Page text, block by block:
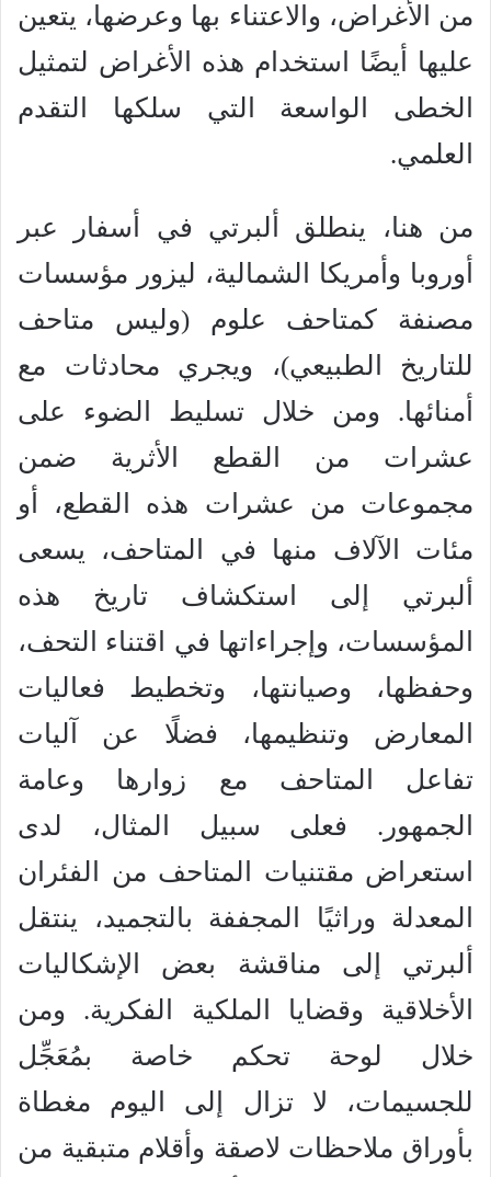
من الأغراض، والاعتناء بها وعرضها، يتعين
عليها أيضًا استخدام هذه الأغراض لتمثيل
الخطى الواسعة التي سلكها التقدم
العلمي.
من هنا، ينطلق ألبرتي في أسفار عبر
أوروبا وأمريكا الشمالية، ليزور مؤسسات
مصنفة كمتاحف علوم (وليس متاحف
للتاريخ الطبيعي)، ويجري محادثات مع
أمنائها. ومن خلال تسليط الضوء على
عشرات من القطع الأثرية ضمن
مجموعات من عشرات هذه القطع، أو
مئات الآلاف منها في المتاحف، يسعى
ألبرتي إلى استكشاف تاريخ هذه
المؤسسات، وإجراءاتها في اقتناء التحف،
وحفظها، وصيانتها، وتخطيط فعاليات
المعارض وتنظيمها، فضلًا عن آليات
تفاعل المتاحف مع زوارها وعامة
الجمهور. فعلى سبيل المثال، لدى
استعراض مقتنيات المتاحف من الفئران
المعدلة وراثيًا المجففة بالتجميد، ينتقل
ألبرتي إلى مناقشة بعض الإشكاليات
الأخلاقية وقضايا الملكية الفكرية. ومن
خلال لوحة تحكم خاصة بمُعَجِّل
للجسيمات، لا تزال إلى اليوم مغطاة
بأوراق ملاحظات لاصقة وأقلام متبقية من